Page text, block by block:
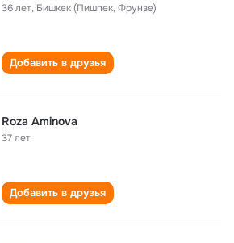
36 лет, Бишкек (Пишпек, Фрунзе)
Добавить в друзья
Roza Aminova
37 лет
Добавить в друзья